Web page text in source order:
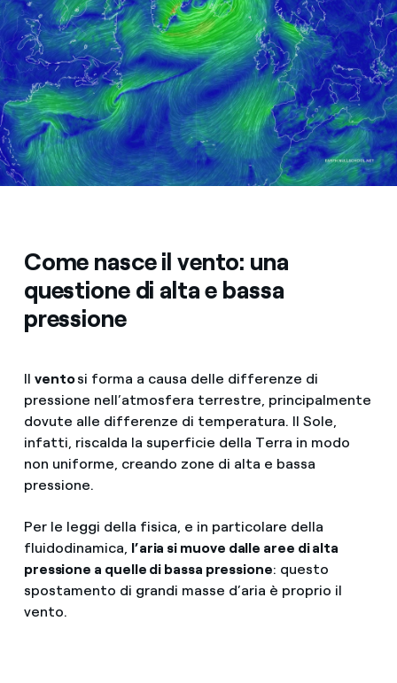
Come nasce il vento: una
questione di alta e bassa
pressione
Il ventosi forma a causa delle differenze di
pressione nell’atmosfera terrestre, principalmente
dovute alle differenze di temperatura. Il Sole,
infatti, riscalda la superficie della Terra in modo
non uniforme, creando zone di alta e bassa
pressione.
Per le leggi della fisica, e in particolare della
fluidodinamica, l’aria si muove dalle aree di alta
pressione a quelle di bassa pressione: questo
spostamento di grandi masse d’aria è proprio il
vento.